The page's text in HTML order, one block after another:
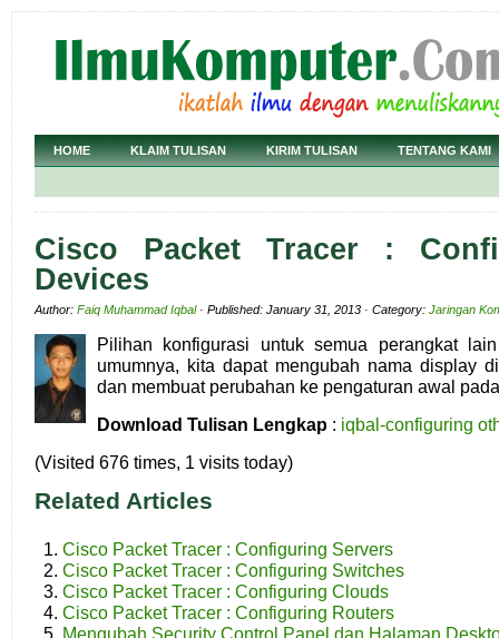
HOME KLAIM TULISAN KIRIM TULISAN TENTANG KAMI
Cisco Packet Tracer :
Devices
Author: Faiq Muhammad Iqbal· Published: January 31, 2013 · Category: Jaringan
Pilihan konfigurasi untuk semua perangkat
umumnya, kita dapat mengubah nama display
dan membuat perubahan ke pengaturan awal
Download Tulisan Lengkap : iqbal-configuring
(Visited 676 times, 1 visits today)
Related Articles
Cisco Packet Tracer : Configuring Servers
Cisco Packet Tracer : Configuring Switches
Cisco Packet Tracer : Configuring Clouds
Cisco Packet Tracer : Configuring Routers
Mengubah Security Control Panel dan Halaman